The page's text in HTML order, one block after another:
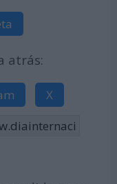
atrás:
X